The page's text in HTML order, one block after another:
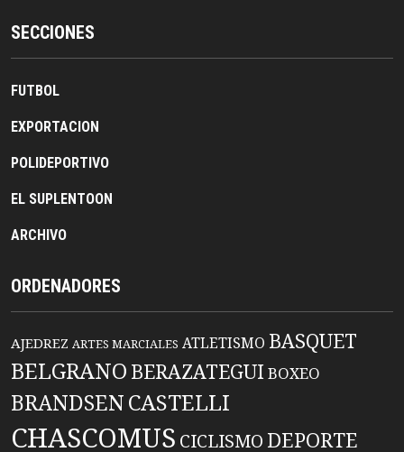
SECCIONES
FUTBOL
EXPORTACION
POLIDEPORTIVO
EL SUPLENTOON
ARCHIVO
ORDENADORES
AJEDREZ ARTES MARCIALES ATLETISMO BASQUET
BELGRANO BERAZATEGUIBOXEO
BRANDSENCASTELLI
CHASCOMUS CICLISMO DEPORTE